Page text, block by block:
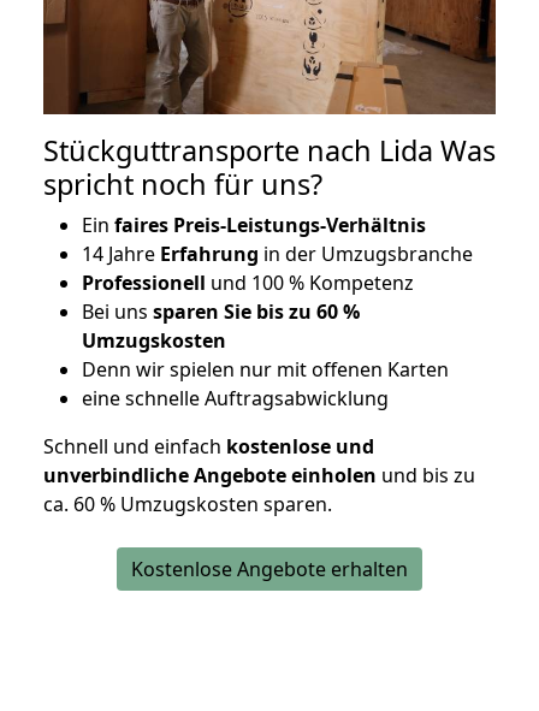
Stückguttransporte nach Lida Was
spricht noch für uns?
Ein faires Preis-Leistungs-Verhältnis
14 Jahre Erfahrung in der Umzugsbranche
Professionell und 100 % Kompetenz
Bei uns sparen Sie bis zu 60 %
Umzugskosten
Denn wir spielen nur mit offenen Karten
eine schnelle Auftragsabwicklung
Schnell und einfach kostenlose und
unverbindliche Angebote einholen und bis zu
ca. 60 % Umzugskosten sparen.
Kostenlose Angebote erhalten